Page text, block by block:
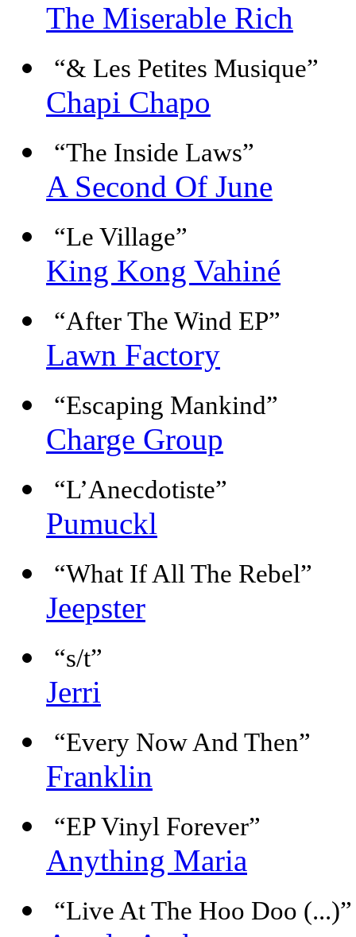
The Miserable Rich
“& Les Petites Musique”
Chapi Chapo
“The Inside Laws”
A Second Of June
“Le Village”
King Kong Vahiné
“After The Wind EP”
Lawn Factory
“Escaping Mankind”
Charge Group
“L’Anecdotiste”
Pumuckl
“What If All The Rebel”
Jeepster
“s/t”
Jerri
“Every Now And Then”
Franklin
“EP Vinyl Forever”
Anything Maria
“Live At The Hoo Doo (...)”